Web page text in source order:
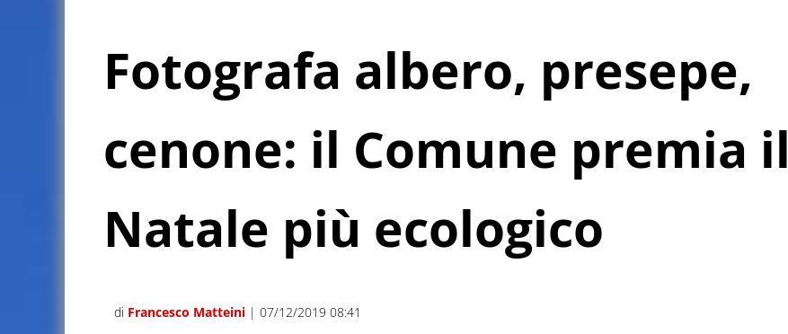
Fotografa albero, presepe,
cenone: il Comune premia il
Natale più ecologico
di Francesco Matteini | 07/12/2019 08:41